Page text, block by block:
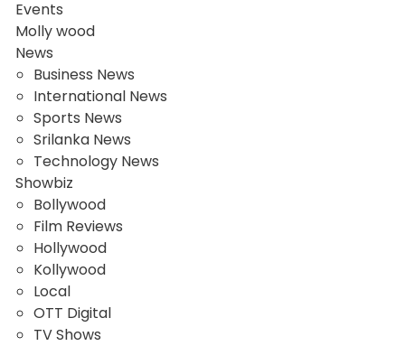
Events
Molly wood
News
Business News
International News
Sports News
Srilanka News
Technology News
Showbiz
Bollywood
Film Reviews
Hollywood
Kollywood
Local
OTT Digital
TV Shows